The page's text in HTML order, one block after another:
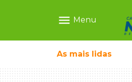
menu Menu
As mais lidas
deixou 4 mortos e 8 feridos